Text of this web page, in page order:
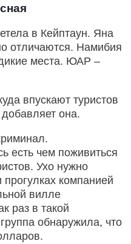
в Кейптаун. Яна
отличаются. Намибия
места. ЮАР –
впускают туристов
она.
есть чем поживиться
Ухо нужно
компанией
вилле
раз в такой
обнаружила, что